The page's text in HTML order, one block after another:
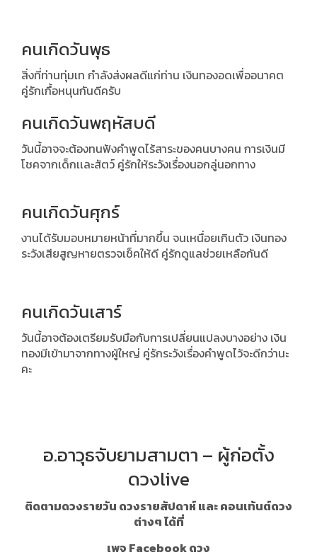
คนเกิดวันพุธ
สิ่งที่ท่านทุ่มเท กำลังส่งผลดีแก่ท่าน เงินทองอดเพื่ออนาคต
คู่รักเกื้อหนุนกันดีครับ
คนเกิดวันพฤหัสบดี
วันนี้อาจจะต้องทนฟังคำพูดไร้สาระของคนบางคน การเงินมี
โชคจากเด็กเเละสัตว์ คู่รักให้ระวังเรื่องนอกลู่นอกทาง
คนเกิดวันศุกร์
งานได้รับมอบหมายหน้าที่มากขึ้น จนเหนื่อยเกินตัว เงินทอง
ระวังเสียสูญหายตรวจเช็คให้ดี คู่รักดูแลช่วยเหลือกันดี
คนเกิดวันเสาร์
วันนี้อาจต้องเตรียมรับมือกับการเปลี่ยนแปลงบางอย่าง เงิน
ทองมีเข้ามาจากทางผู้ใหญ่ คู่รักระวังเรื่องคำพูดไว้จะดีกว่านะ
คะ
อ.อาวุธจับยามสามตา – ผู้ก่อตั้ง
ดวงlive
ติดตามดวงรายวัน ดวงรายสัปดาห์ และ คอนเท้นต์ดวง
ต่างๆ ได้ที่
เพจ Facebook ดวง